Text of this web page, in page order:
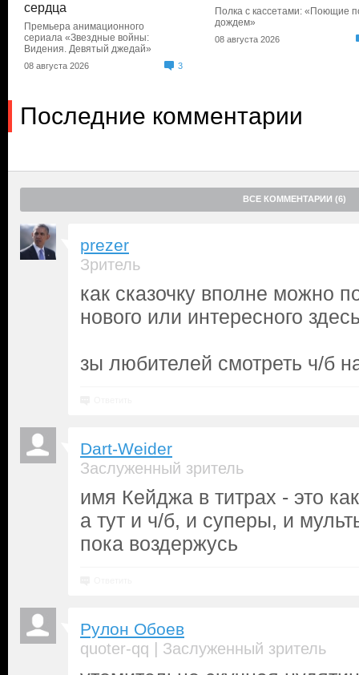
сердца
Премьера анимационного
сериала «Звездные войны:
Видения. Девятый джедай»
08 августа 2026 3
Полка с кассетами: «Поющие
дождем»
08 августа 2026
Последние комментарии
ВСЕ КОММЕНТАРИИ (6)
prezer
Зритель
как сказочку вполне можно
нового или интересного
зы любителей смотреть ч/б
Dart-Weider
Заслуженный зритель
имя Кейджа в титрах - это
а тут и ч/б, и суперы, и
пока воздержусь
Рулон Обоев
quoter-qq | Заслуженный зритель